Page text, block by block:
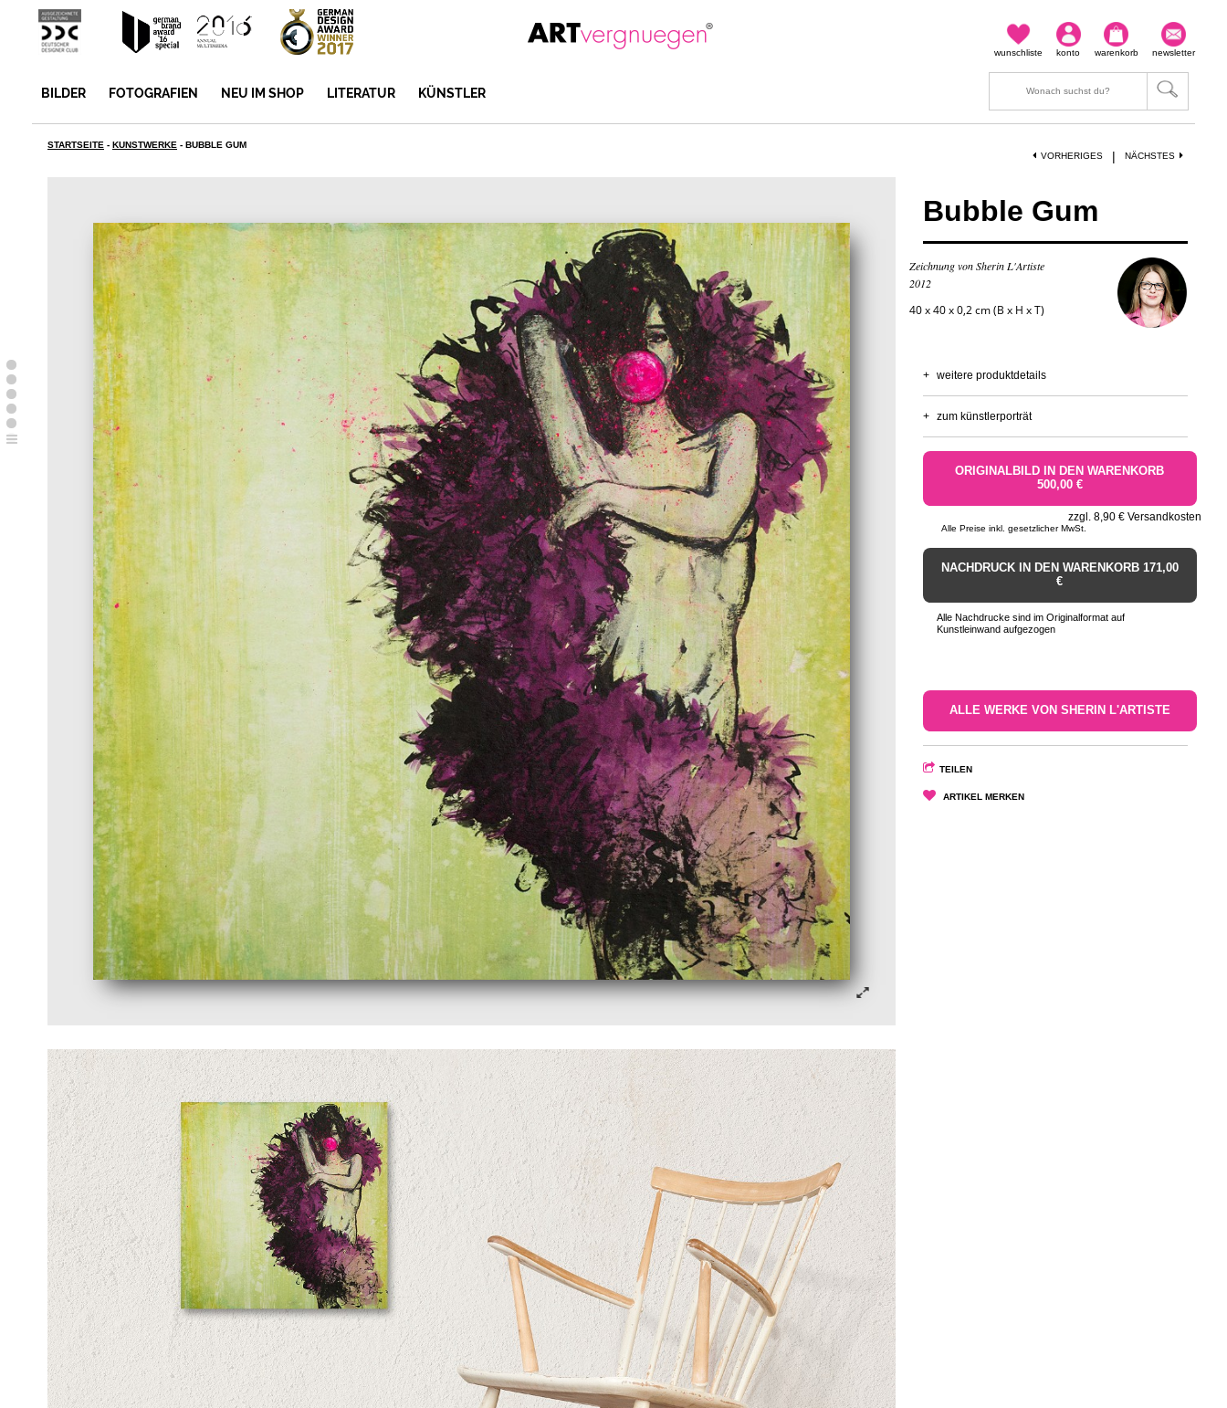
newsletter
warenkorb
konto
wunschliste
BILDER FOTOGRAFIEN NEU IM SHOP LITERATUR KÜNSTLER
STARTSEITE - KUNSTWERKE - BUBBLE GUM
NÄCHSTES
|
VORHERIGES
Bubble Gum
Zeichnung von Sherin L'Artiste
2012
40 x 40 x 0,2 cm (B x H x T)
+ weitere produktdetails
+ zum künstlerporträt
ORIGINALBILD IN DEN WARENKORB
500,00 €
zzgl. 8,90 € Versandkosten
Alle Preise inkl. gesetzlicher MwSt.
NACHDRUCK IN DEN WARENKORB 171,00
€
Alle Nachdrucke sind im Originalformat auf
Kunstleinwand aufgezogen
ALLE WERKE VON SHERIN L'ARTISTE
TEILEN
ARTIKEL MERKEN